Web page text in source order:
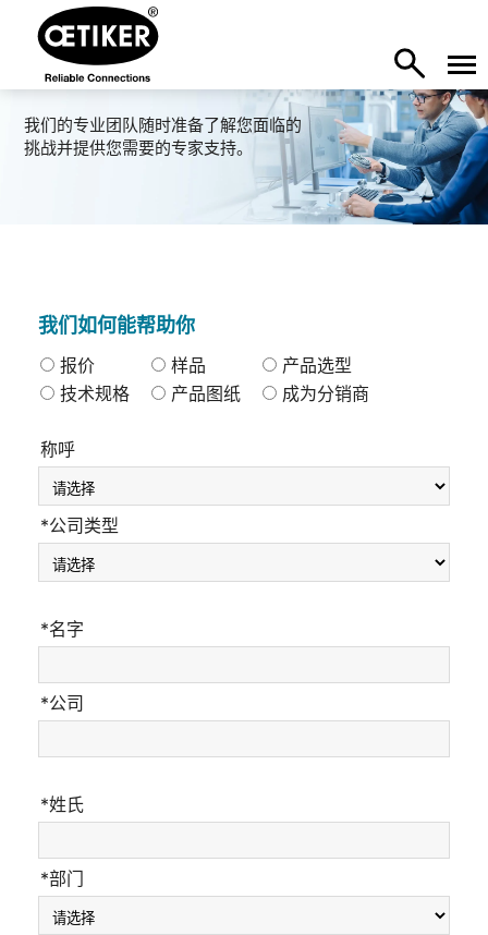
我们的专业团队随时准备了解您面临的
挑战并提供您需要的专家支持。
我们如何能帮助你
报价 样品
产品选型
技术规格
产品图纸 成为分销商
称呼
*公司类型
*名字
*公司
*姓氏
*部门